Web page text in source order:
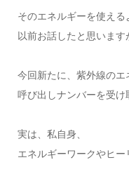
そのエネルギーを使える
以前お話したと思います
今回新たに、紫外線のエ
呼び出しナンバーを受け
実は、私自身、
エネルギーワークやヒー